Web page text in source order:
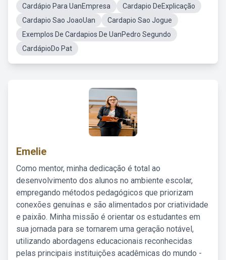
Cardápio Para UanEmpresa
Cardapio DeExplicação
Cardapio Sao JoaoUan
Cardapio Sao Jogue
Exemplos De Cardapios De UanPedro Segundo
CardápioDo Pat
Emelie
Como mentor, minha dedicação é total ao
desenvolvimento dos alunos no ambiente escolar,
empregando métodos pedagógicos que priorizam
conexões genuínas e são alimentados por criatividade
e paixão. Minha missão é orientar os estudantes em
sua jornada para se tornarem uma geração notável,
utilizando abordagens educacionais reconhecidas
pelas principais instituições acadêmicas do mundo -